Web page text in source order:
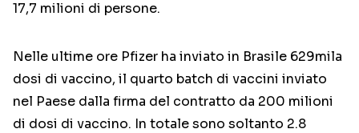
17,7 milioni di persone.
Nelle ultime ore Pfizer ha inviato in Brasile 629mila
dosi di vaccino, il quarto batch di vaccini inviato
nel Paese dalla firma del contratto da 200 milioni
di dosi di vaccino. In totale sono soltanto 2.8